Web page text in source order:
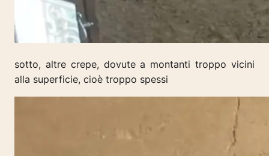
sotto, altre crepe, dovute a montanti troppo vicini
alla superficie, cioè troppo spessi